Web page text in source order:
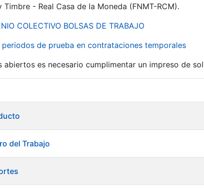
- Real Casa de la Moneda (FNMT-RCM).
COLECTIVO BOLSAS DE TRABAJO
de prueba en contrataciones temporales
abiertos es necesario cumplimentar un impreso de
del Trabajo